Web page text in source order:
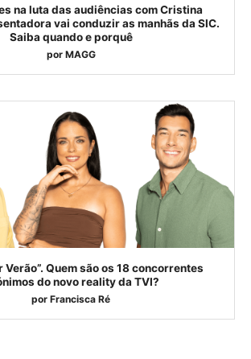
na luta das audiências com Cristina
vai conduzir as manhãs da SIC.
Saiba quando e porquê
por MAGG
Verão”. Quem são os 18 concorrentes
do novo reality da TVI?
por Francisca Ré